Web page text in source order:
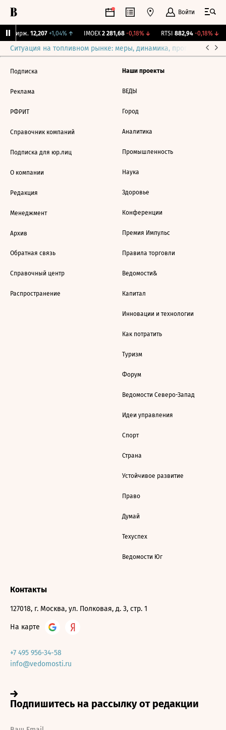
Войти
Бирж. 12,207 +1,04%↑ IMOEX 2 281,68 -0,18%↓ RTSI 882,94 -0,18%↓
Ситуация на топливном рынке: меры, динамика, прогнозы
Подписка
Реклама
РФРИТ
Справочник компаний
Подписка для юр.лиц
О компании
Редакция
Менеджмент
Архив
Обратная связь
Справочный центр
Распространение
Наши проекты
ВЕДЫ
Город
Аналитика
Промышленность
Наука
Здоровье
Конференции
Премия Импульс
Правила торговли
Ведомости&
Капитал
Инновации и технологии
Как потратить
Туризм
Форум
Ведомости Северо-Запад
Идеи управления
Спорт
Страна
Устойчивое развитие
Право
Думай
Техуспех
Ведомости Юг
Контакты
127018, г. Москва, ул. Полковая, д. 3, стр. 1
На карте
+7 495 956-34-58
info@vedomosti.ru